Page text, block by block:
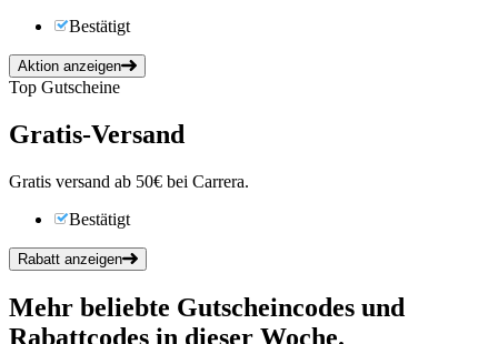
Bestätigt
Aktion anzeigen
Top Gutscheine
Gratis-Versand
Gratis versand ab 50€ bei Carrera.
Bestätigt
Rabatt anzeigen
Mehr beliebte Gutscheincodes und
Rabattcodes in dieser Woche.